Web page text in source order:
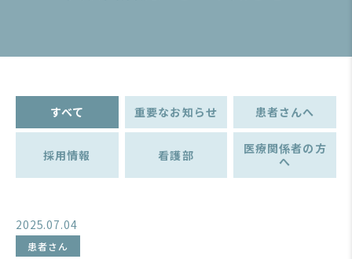
すべて 重要なお知らせ 患者さんへ
採用情報 看護部
医療関係者の方
へ
2025.07.04
患者さん